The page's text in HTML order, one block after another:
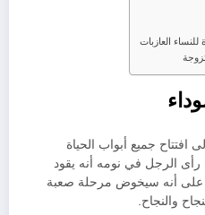
العازبات
افتتاح جميع أبواب الحياة
رأى الرجل في نومه أنه يقود
على أنه سيخوض مرحلة صعبة
والنجاح.